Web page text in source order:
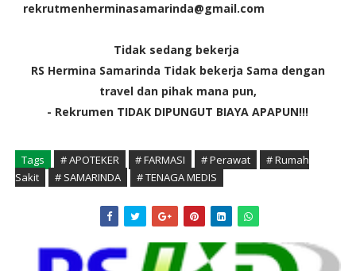
rekrutmenherminasamarinda@gmail.com
Tidak sedang bekerja
RS Hermina Samarinda Tidak bekerja Sama dengan
travel dan pihak mana pun,
- Rekrumen TIDAK DIPUNGUT BIAYA APAPUN!!!
Tags # APOTEKER # FARMASI # Perawat
# Rumah
Sakit
# SAMARINDA # TENAGA MEDIS